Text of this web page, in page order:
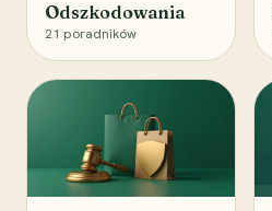
Odszkodowania
21 poradników